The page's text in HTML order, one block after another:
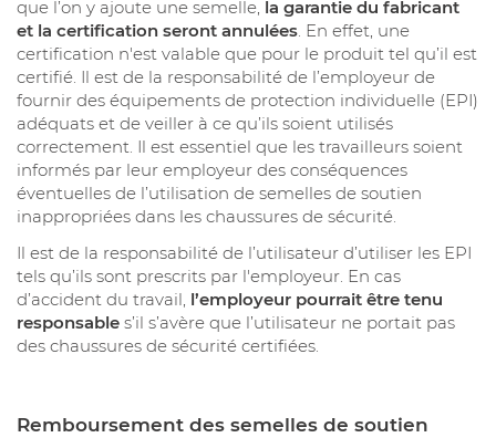
que l’on y ajoute une semelle, la garantie du fabricant
et la certification seront annulées. En effet, une
certification n'est valable que pour le produit tel qu’il est
certifié. Il est de la responsabilité de l’employeur de
fournir des équipements de protection individuelle (EPI)
adéquats et de veiller à ce qu’ils soient utilisés
correctement. Il est essentiel que les travailleurs soient
informés par leur employeur des conséquences
éventuelles de l’utilisation de semelles de soutien
inappropriées dans les chaussures de sécurité.
Il est de la responsabilité de l’utilisateur d’utiliser les EPI
tels qu’ils sont prescrits par l'employeur. En cas
d’accident du travail, l’employeur pourrait être tenu
responsable s’il s’avère que l’utilisateur ne portait pas
des chaussures de sécurité certifiées.
Remboursement des semelles de soutien